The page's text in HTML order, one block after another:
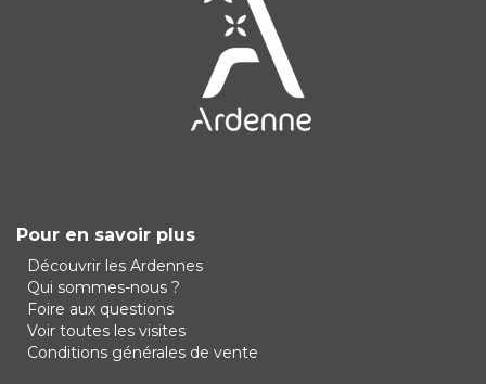
Pour en savoir plus
Découvrir les Ardennes
Qui sommes-nous ?
Foire aux questions
Voir toutes les visites
Conditions générales de vente